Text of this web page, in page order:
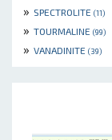
» SPECTROLITE (11)
» TOURMALINE (99)
» VANADINITE (39)